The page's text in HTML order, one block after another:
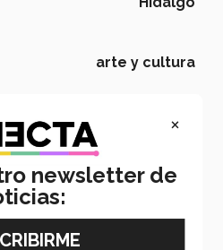
arte y cultura
EXATEC en el elenco de El
Ópera Mexico
Preciado
×
newsletter de